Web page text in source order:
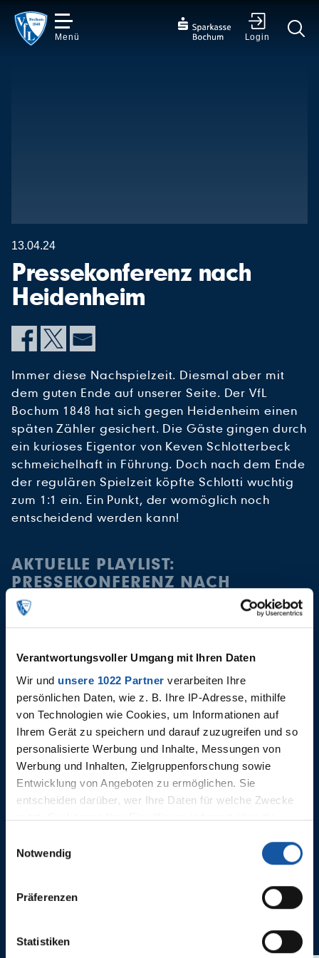
Verantwortungsvoller Umgang mit Ihren Daten
Wir und unsere 1022 Partner verarbeiten Ihre
persönlichen Daten, wie z. B. Ihre IP-Adresse, mithilfe
von Technologien wie Cookies, um Informationen auf
Ihrem Gerät zu speichern und darauf zuzugreifen und so
personalisierte Werbung und Inhalte, Messungen von
Werbung und Inhalten, Zielgruppenforschung sowie
Entwicklung von Angeboten zu ermöglichen. Sie
entscheiden darüber, wer Ihre Daten für welche Zwecke
nutzt. Sie können Ihre Einwilligung jederzeit über die
Trigger Symbol ändern oder widerrufen
Informationen über Ihre geografische Lage erfassen,
Ihr Gerät durch aktives Scannen nach bestimmten
Notwendig
Präferenzen
Statistiken
Menü Login
13.04.24
Pressekonferenz nach
Heidenheim
Immer diese Nachspielzeit. Diesmal aber mit
dem guten Ende auf unserer Seite. Der VfL
Bochum 1848 hat sich gegen Heidenheim einen
späten Zähler gesichert. Die Gäste gingen durch
ein kurioses Eigentor von Keven Schlotterbeck
schmeichelhaft in Führung. Doch nach dem Ende
der regulären Spielzeit köpfte Schlotti wuchtig
zum 1:1 ein. Ein Punkt, der womöglich noch
entscheidend werden kann!
AKTUELLE PLAYLIST:
PRESSEKONFERENZ NACH
HEIDENHEIM
13.04.2024
Pressekonferenz nach
Heidenheim
13.04.2024